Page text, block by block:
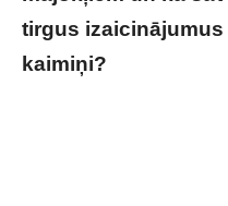
tirgus
kaimiņi?